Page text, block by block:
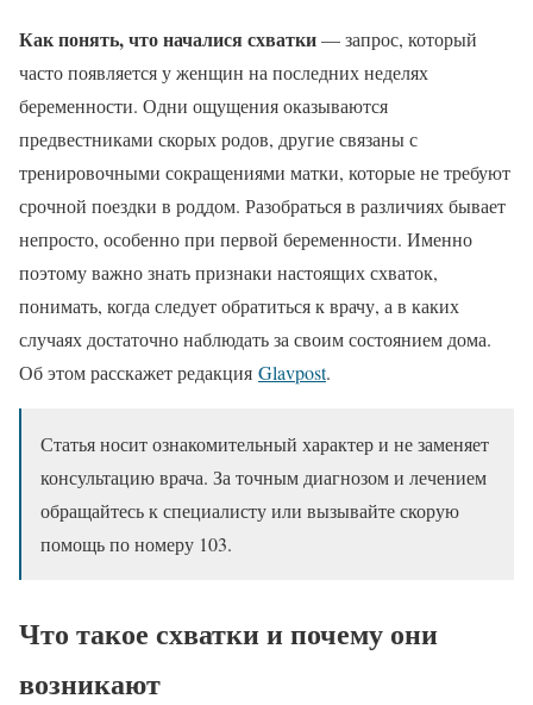
Как понять, что началися схватки— запрос, который
часто появляется у женщин на последних неделях
беременности. Одни ощущения оказываются
предвестниками скорых родов, другие связаны с
тренировочными сокращениями матки, которые не требуют
срочной поездки в роддом. Разобраться в различиях бывает
непросто, особенно при первой беременности. Именно
поэтому важно знать признаки настоящих схваток,
понимать, когда следует обратиться к врачу, а в каких
случаях достаточно наблюдать за своим состоянием дома.
Об этом расскажет редакция Glavpost.
Статья носит ознакомительный характер и не заменяет
консультацию врача. За точным диагнозом и лечением
обращайтесь к специалисту или вызывайте скорую
помощь по номеру 103.
Что такое схватки и почему они
возникают